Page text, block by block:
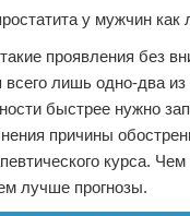
проявления без
лишь одно-два из
быстрее нужно
причины
курса.
лучше прогнозы.